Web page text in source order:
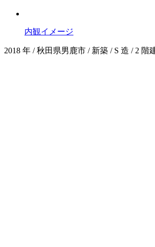
内観イメージ
2018 年 / 秋⽥県男⿅市 / 新築 / S 造 / 2 階